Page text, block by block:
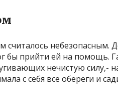
считалось небезопасным.
бы прийти ей на помощь.
нечистую силу,-
с себя все обереги и